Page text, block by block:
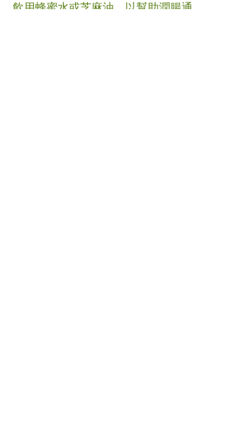
飲用蜂蜜水或芝麻油，以幫助潤腸通